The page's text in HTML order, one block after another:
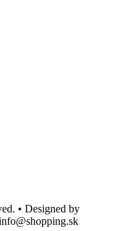
• Designed by